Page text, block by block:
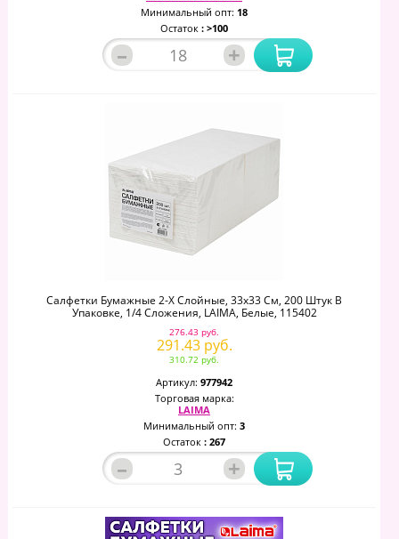
Минимальный опт: 18
Остаток : >100
– +
Салфетки Бумажные 2-Х Слойные, 33x33 См, 200 Штук В
Упаковке, 1/4 Сложения, LAIMA, Белые, 115402
276.43 руб.
291.43 руб.
310.72 руб.
Артикул: 977942
Торговая марка:
LAIMA
Минимальный опт: 3
Остаток : 267
– +